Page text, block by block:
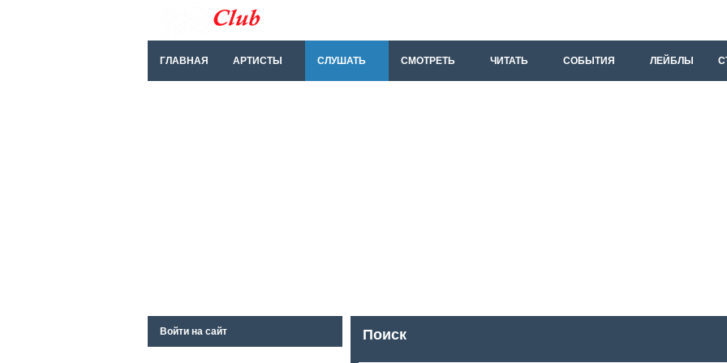
ГЛАВНАЯ АРТИСТЫ СЛУШАТЬ СМОТРЕТЬ ЧИТАТЬ СОБЫТИЯ ЛЕЙБЛЫ
Поиск
Войти на сайт